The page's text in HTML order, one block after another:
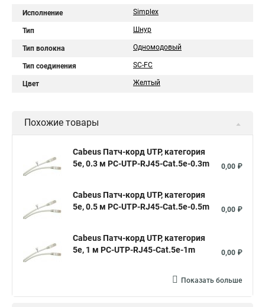
Исполнение Simplex
Тип Шнур
Тип волокна Одномодовый
Тип соединения SC-FC
Цвет Желтый
Похожие товары
Cabeus Патч-корд UTP, категория
5e, 0.3 м PC-UTP-RJ45-Cat.5e-0.3m
0,00 ₽
Cabeus Патч-корд UTP, категория
5e, 0.5 м PC-UTP-RJ45-Cat.5e-0.5m
0,00 ₽
Cabeus Патч-корд UTP, категория
5e, 1 м PC-UTP-RJ45-Cat.5e-1m
0,00 ₽
Показать больше